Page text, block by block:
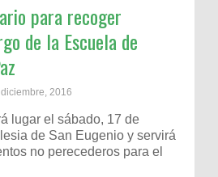
para recoger
de la Escuela de
2016
lugar el sábado, 17 de
de San Eugenio y servirá
no perecederos para el